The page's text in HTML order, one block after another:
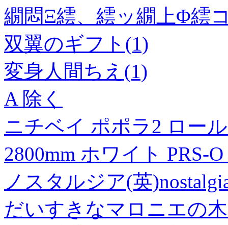
繝悶Ξ繧、繧ッ繝上Φ繧
双翼のギフト(1)
変身人間ちえ(1)
A 除く
ニチベイ ポポラ2 ロー
2800mm ホワイト PRS-
ノスタルジア(英
だいすきなマロニエの